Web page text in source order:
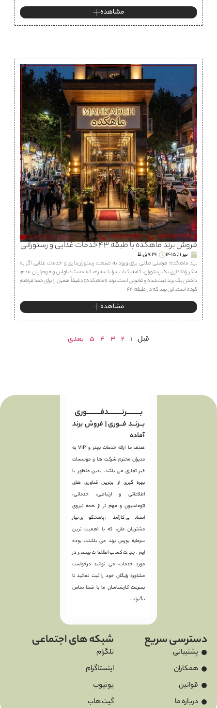
مشاهده
فروش برند ماهكده با طبقه ۴۳ خدمات غذایی و رستورانی
تیر 11, 1405
9:29 ق.ظ
برند ماهكده؛ فرصتی طلایی برای ورود به صنعت رستوران‌داری و خدمات غذایی اگر به
فکر راه‌اندازی یک رستوران، كافه، كباب‌سرا یا سفره‌خانه هستید، اولین و مهم‌ترین قدم،
داشتن یک برند ثبت‌شده و قانونی است. برند «ماهكده» دقیقاً همین را برای شما فراهم
کرده است. این برند که در طبقه ۴۳
مشاهده
قبل 1
2
3
4
5 بعدی
بـــــــــرنـــــــــدفـــــــــوری
بــرنــد فــوری | فروش برند
آماده
هدف ما ارائه خدمات بهتر و VIP به
مدیران محترم شرکت ها و موسسات
غیر تجاری می باشد. بدین منظور با
بهره گیری از برترین فناوری های
اطلاعاتی و ارتباطی، خدماتی،
اتوماسیون و مهم تر از همه نیروی
انسانی کارآمد، پاسخگوی نیاز
مشتریان مان، که با اهمیت ترین
سرمایه بورس برند می باشند، بوده
ایم. جهت کسب اطلاعات بیشتر در
مورد خدمات، می توانید درخواست
مشاوره رایگان خود را ثبت نمائید تا
بسرعت کارشناسان ما با شما تماس
بگیرند .
دسترسی سریع
پشتیبانی
همکاران
قوانین
درباره ما
شبکه های اجتماعی
تلگرام
اینستاگرام
یوتیوب
گیت هاب